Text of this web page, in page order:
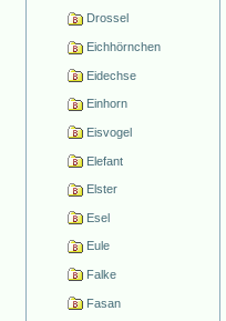
Drossel
Eichhörnchen
Eidechse
Einhorn
Eisvogel
Elefant
Elster
Esel
Eule
Falke
Fasan